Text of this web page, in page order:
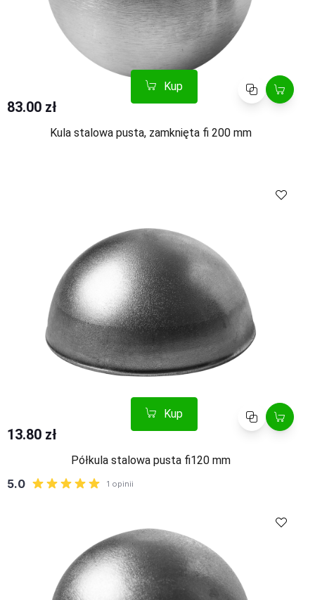
Kup Porównaj
83.00 zł
Kula stalowa pusta, zamknięta fi 200 mm
Kup Porównaj
13.80 zł
Półkula stalowa pusta fi120 mm